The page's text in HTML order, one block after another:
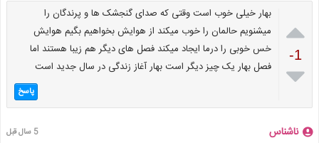

-1

بهار خیلی خوب است وقتی که صدای گنجشک ها و پرندگان را
میشنویم حالمان را خوب میکند از هوایش بخواهیم بگیم هوایش
خس خوبی را درما ایجاد میکند فصل های دیگر هم زیبا هستند اما
فصل بهار یک چیز دیگر است بهار آغاز زندگی در سال جدید است
پاسخ
ناشناس 5 سال قبل